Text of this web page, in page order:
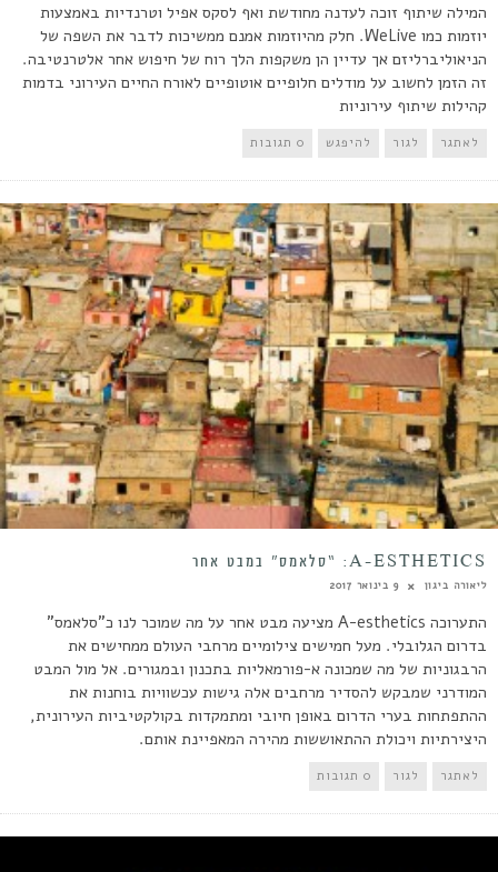
המילה שיתוף זוכה לעדנה מחודשת ואף לסקס אפיל וטרנדיות באמצעות
יוזמות כמו WeLive. חלק מהיוזמות אמנם ממשיכות לדבר את השפה של
הניאוליברליזם אך עדיין הן משקפות הלך רוח של חיפוש אחר אלטרנטיבה.
זה הזמן לחשוב על מודלים חלופיים אוטופיים לאורח החיים העירוני בדמות
קהילות שיתוף עירוניות
לאתגר לגור להיפגש 0 תגובות
A-ESTHETICS: “סלאמס” במבט אחר
ליאורה ביגון 9 בינואר 2017
התערוכה A-esthetics מציעה מבט אחר על מה שמוכר לנו כ"סלאמס"
בדרום הגלובלי. מעל חמישים צילומיים מרחבי העולם ממחישים את
הרבגוניות של מה שמכונה א-פורמאליות בתכנון ובמגורים. אל מול המבט
המודרני שמבקש להסדיר מרחבים אלה גישות עכשוויות בוחנות את
ההתפתחות בערי הדרום באופן חיובי ומתמקדות בקולקטיביות העירונית,
היצירתיות ויכולת ההתאוששות מהירה המאפיינת אותם.
לאתגר לגור 0 תגובות